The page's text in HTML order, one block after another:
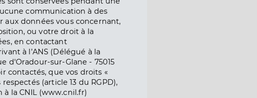
communication à des
aux données vous concernant,
ou votre droit à la
en contactant
à l’ANS (Délégué à la
d'Oradour-sur-Glane - 75015
contactés, que vos droits «
(article 13 du RGPD),
la CNIL (www.cnil.fr)